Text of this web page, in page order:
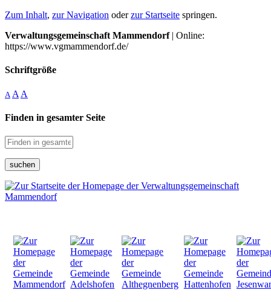
Zum Inhalt, zur Navigation oderzur Startseite springen.
Verwaltungsgemeinschaft Mammendorf| Online:
https://www.vgmammendorf.de/
Schriftgröße
A A A
Finden in gesamter Seite
suchen